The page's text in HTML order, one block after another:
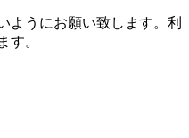
ようにお願い致します。利
す。